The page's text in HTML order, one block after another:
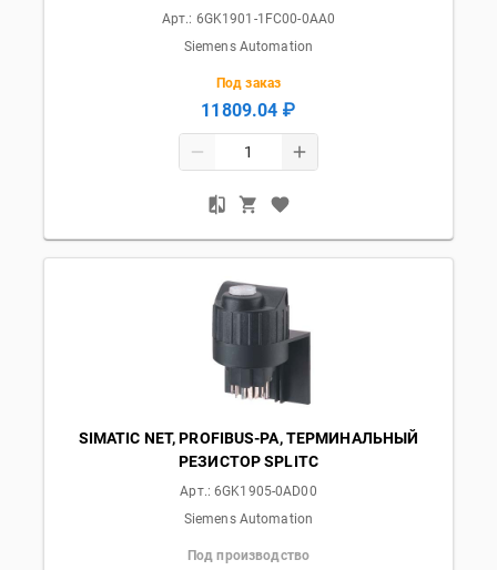
Арт.: 6GK1901-1FC00-0AA0
Siemens Automation
Под заказ
11809.04 ₽
SIMATIC NET, PROFIBUS-PA, ТЕРМИНАЛЬНЫЙ
РЕЗИСТОР SPLITC
Арт.:6GK1905-0AD00
Siemens Automation
Под производство